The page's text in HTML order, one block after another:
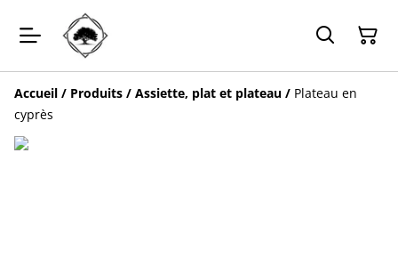
Accueil / Produits / Assiette, plat et plateau / Plateau en
cyprès